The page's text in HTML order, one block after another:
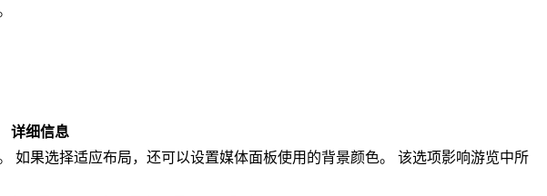
详细信息
如果选择适应布局，还可以设置媒体面板使用的背景颜色。 该选项影响游览中所